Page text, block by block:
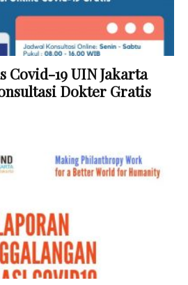
Covid-19 UIN Jakarta
Dokter Gratis